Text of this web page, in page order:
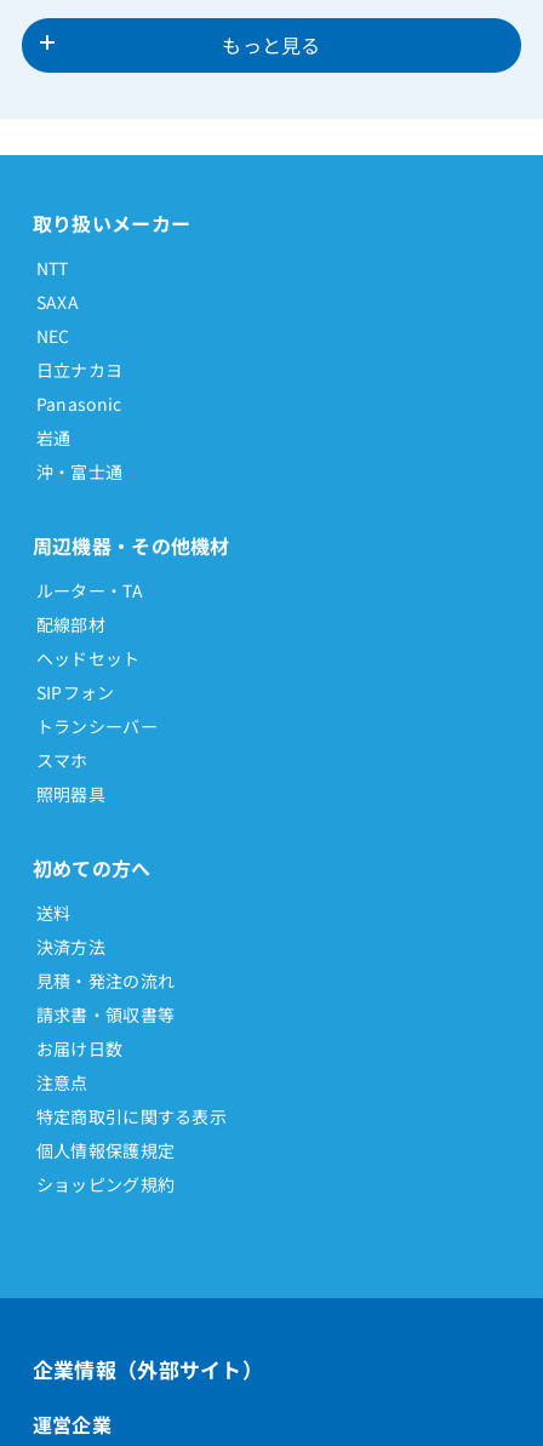
もっと見る
取り扱いメーカー
NTT
SAXA
NEC
日立ナカヨ
Panasonic
岩通
沖・富士通
周辺機器・その他機材
ルーター・TA
配線部材
ヘッドセット
SIPフォン
トランシーバー
スマホ
照明器具
初めての方へ
送料
決済方法
見積・発注の流れ
請求書・領収書等
お届け日数
注意点
特定商取引に関する表示
個人情報保護規定
ショッピング規約
企業情報（外部サイト）
運営企業